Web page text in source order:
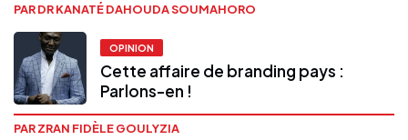
PAR DR KANATÉ DAHOUDA SOUMAHORO
OPINION
Cette affaire de branding pays :
Parlons-en !
PAR ZRAN FIDÈLE GOULYZIA